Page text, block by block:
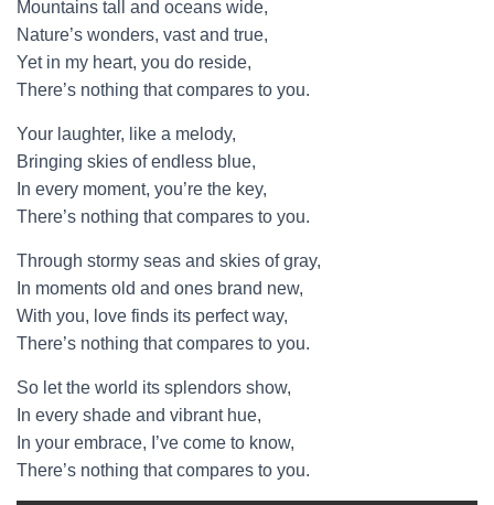
Mountains tall and oceans wide,
Nature’s wonders, vast and true,
Yet in my heart, you do reside,
There’s nothing that compares to you.
Your laughter, like a melody,
Bringing skies of endless blue,
In every moment, you’re the key,
There’s nothing that compares to you.
Through stormy seas and skies of gray,
In moments old and ones brand new,
With you, love finds its perfect way,
There’s nothing that compares to you.
So let the world its splendors show,
In every shade and vibrant hue,
In your embrace, I’ve come to know,
There’s nothing that compares to you.